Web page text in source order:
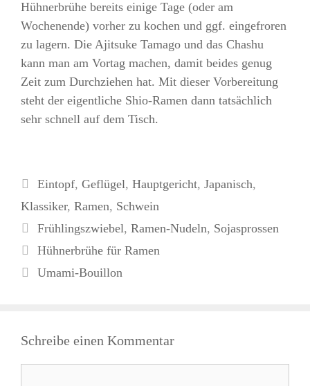
Hühnerbrühe bereits einige Tage (oder am
Wochenende) vorher zu kochen und ggf. eingefroren
zu lagern. Die Ajitsuke Tamago und das Chashu
kann man am Vortag machen, damit beides genug
Zeit zum Durchziehen hat. Mit dieser Vorbereitung
steht der eigentliche Shio-Ramen dann tatsächlich
sehr schnell auf dem Tisch.
Kategorien
Eintopf, Geflügel, Hauptgericht, Japanisch,
Klassiker, Ramen, Schwein
Schlagwörter
Frühlingszwiebel, Ramen-Nudeln, Sojasprossen
Hühnerbrühe für Ramen
Umami-Bouillon
Schreibe einen Kommentar